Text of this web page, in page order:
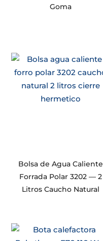
Goma
Bolsa de Agua Caliente
Forrada Polar 3202 — 2
Litros Caucho Natural